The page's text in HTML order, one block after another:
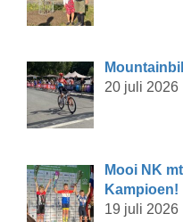
20 juli 2026
Mooi NK
Kampioen!
19 juli 2026